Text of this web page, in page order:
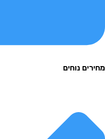
נוחים